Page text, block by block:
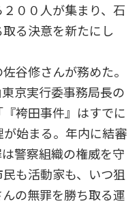
００人が集まり、石
る決意を新たにし
谷修さんが務めた。
京実行委事務局長の
袴田事件』はすでに
始まる。年内に結審
警察組織の権威を守
も活動家も、いつ狙
の無罪を勝ち取る運